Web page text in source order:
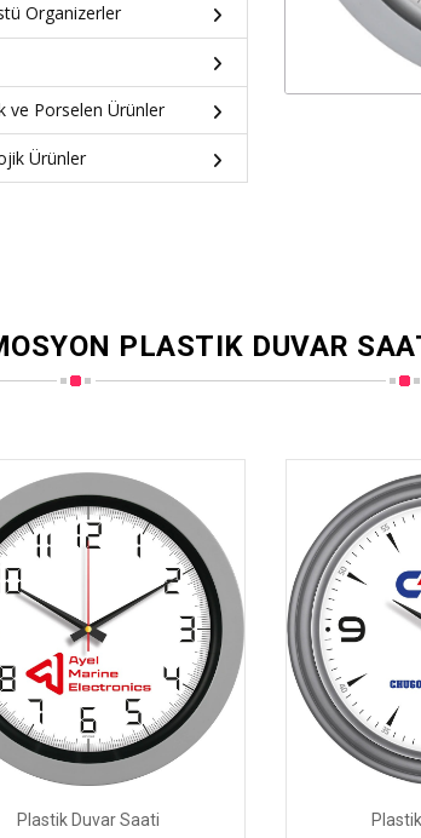
Organizerler
ve Porselen Ürünler
Ürünler
PLASTIK DUVAR
Plastik Duvar Saati